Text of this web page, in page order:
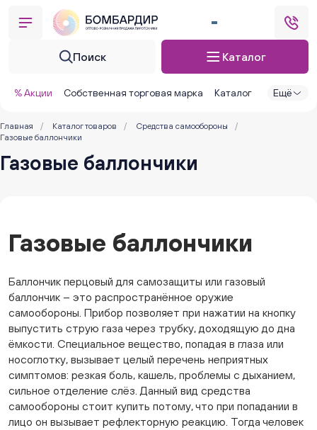
Поиск Каталог
% Акции Собственная торговая марка Каталог Ещё
Главная / Каталог товаров / Средства самообороны
/
Газовые баллончики
Газовые баллончики
Газовые баллончики
Баллончик перцовый для самозащиты или газовый
баллончик – это распространённое оружие
самообороны. Прибор позволяет при нажатии на кнопку
выпустить струю газа через трубку, доходящую до дна
ёмкости. Специальное вещество, попадая в глаза или
носоглотку, вызывает целый перечень неприятных
симптомов: резкая боль, кашель, проблемы с дыханием,
сильное отделение слёз. Данный вид средства
самообороны стоит купить потому, что при попадании в
лицо он вызывает рефлекторную реакцию. Тогда человек